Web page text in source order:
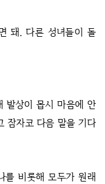
돼. 다른 성녀들이 돌
발상이 몹시 마음에 안
잠자코 다음 말을 기다
를 비롯해 모두가 원래